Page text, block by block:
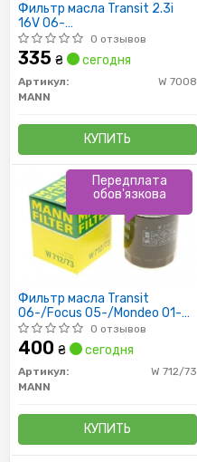
Фильтр масла Transit 2.3i
16V 06-
/Focuc/Mondeo/Mazda
1.8/2.0 00-
0 отзывов
335 ₴ сегодня
Артикул:
W 7008
MANN
КУПИТЬ
Фильтр масла Transit
06-/Focus 05-/Mondeo 01-
(бензин)
0 отзывов
400 ₴ сегодня
Артикул:
W 712/73
MANN
КУПИТЬ
Передплата
обов'язкова